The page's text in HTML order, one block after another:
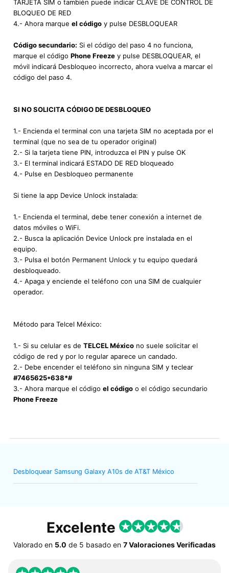
TARJETA SIM o también puede indicar CLAVE DE CONTROL DE
BLOQUEO DE RED
4.- Ahora marque el código y pulse DESBLOQUEAR
Código secundario: Si el código del paso 4 no funciona,
marque el código Phone Freeze y pulse DESBLOQUEAR, el
móvil indicará Desbloqueo incorrecto, ahora vuelva a marcar el
código del paso 4.
SI NO SOLICITA CÓDIGO DE DESBLOQUEO
1.- Encienda el terminal con una tarjeta SIM no aceptada por el
terminal (que no sea de tu operador original)
2.- Si la tarjeta tiene PIN, introduzca el PIN y pulse OK
3.- El terminal indicará ESTADO DE RED bloqueado
4.- Pulse en Desbloqueo permanente
Si tiene la app Device Unlock instalada:
1.- Encienda el terminal, debe tener conexión a internet de
datos móviles o WiFi.
2.- Busca la aplicación Device Unlock pre instalada en el
equipo.
3.- Pulsa el botón Permanent Unlock y tu equipo quedará
desbloqueado.
4.- Apaga y enciende el teléfono con una SIM de cualquier
operador.
Método para Telcel México:
1.- Si su celular es de TELCEL México no suele solicitar el
código de red y por lo regular aparece un candado.
2.- Debe encender el teléfono sin ninguna SIM y teclear
#7465625*638*#
3.- Ahora marque el código el código o el código secundario
Phone Freeze
Desbloquear Samsung Galaxy A10s de AT&T México
Excelente
Valorado en 5.0 de 5 basado en 7 Valoraciones Verificadas